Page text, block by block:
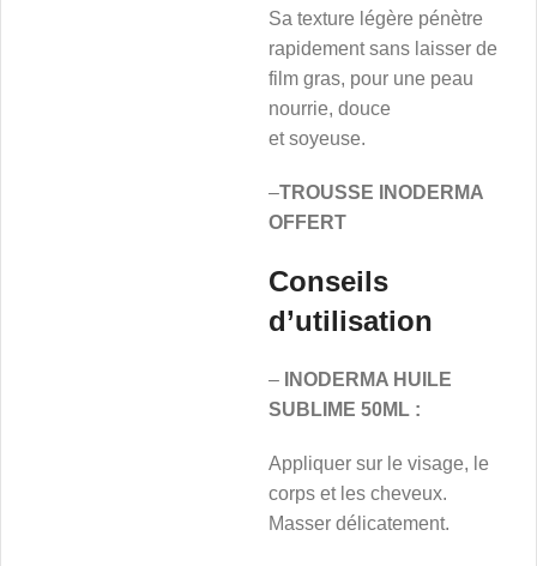
Sa texture légère pénètre
rapidement sans laisser de
film gras, pour une peau
nourrie, douce
et soyeuse.
–TROUSSE INODERMA
OFFERT
Conseils
d’utilisation
–
INODERMA HUILE
SUBLIME 50ML :
Appliquer sur le visage, le
corps et les cheveux.
Masser délicatement.